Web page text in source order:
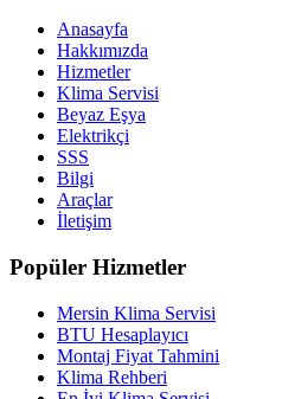
Anasayfa
Hakkımızda
Hizmetler
Klima Servisi
Beyaz Eşya
Elektrikçi
SSS
Bilgi
Araçlar
İletişim
Popüler Hizmetler
Mersin Klima Servisi
BTU Hesaplayıcı
Montaj Fiyat Tahmini
Klima Rehberi